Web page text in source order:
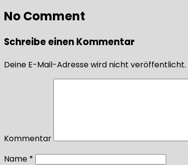
No Comment
Schreibe einen Kommentar
Deine E-Mail-Adresse wird nicht veröffentlicht.
Kommentar
Name *